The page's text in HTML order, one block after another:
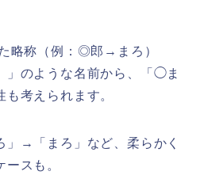
略称（例：◎郎→まろ）
のような名前から、「◯ま
考えられます。
→「まろ」など、柔らかく
スも。